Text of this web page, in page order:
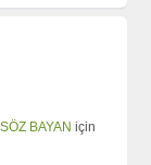
BAYAN için